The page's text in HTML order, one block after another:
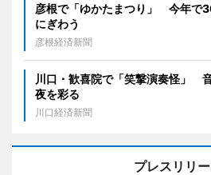
彦根で「ゆかたまつり」 今年で
にぎわう
彦根経済新聞
川口・歓喜院で「笑撃演奏怪」
夜を彩る
川口経済新聞
プレスリリ